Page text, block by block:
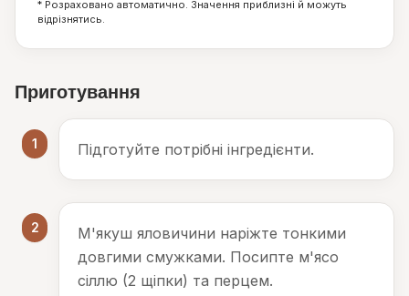
* Розраховано автоматично. Значення приблизні й можуть
відрізнятись.
Приготування
1 Підготуйте потрібні інгредієнти.
2
М'якуш яловичини наріжте тонкими
довгими смужками. Посипте м'ясо
сіллю (2 щіпки) та перцем.